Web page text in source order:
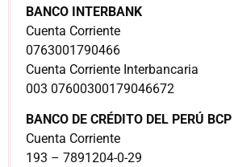
BANCO INTERBANK
Cuenta Corriente
0763001790466
Cuenta Corriente Interbancaria
003 07600300179046672
BANCO DE CRÉDITO DEL PERÚ BCP
Cuenta Corriente
193 – 7891204-0-29